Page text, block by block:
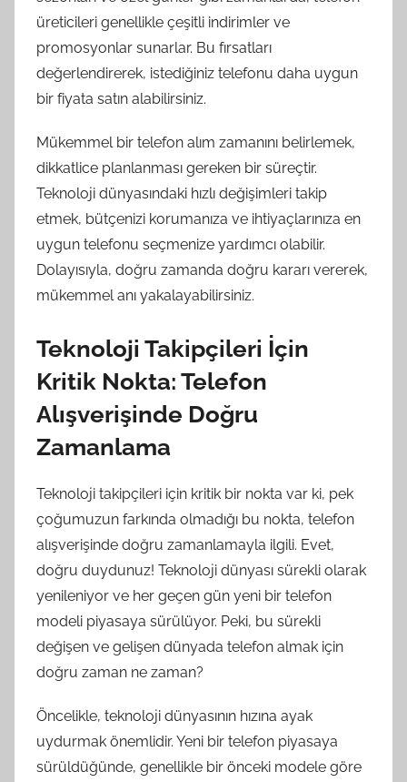
üreticileri genellikle çeşitli indirimler ve
promosyonlar sunarlar. Bu fırsatları
değerlendirerek, istediğiniz telefonu daha uygun
bir fiyata satın alabilirsiniz.
Mükemmel bir telefon alım zamanını belirlemek,
dikkatlice planlanması gereken bir süreçtir.
Teknoloji dünyasındaki hızlı değişimleri takip
etmek, bütçenizi korumanıza ve ihtiyaçlarınıza en
uygun telefonu seçmenize yardımcı olabilir.
Dolayısıyla, doğru zamanda doğru kararı vererek,
mükemmel anı yakalayabilirsiniz.
Teknoloji Takipçileri İçin
Kritik Nokta: Telefon
Alışverişinde Doğru
Zamanlama
Teknoloji takipçileri için kritik bir nokta var ki, pek
çoğumuzun farkında olmadığı bu nokta, telefon
alışverişinde doğru zamanlamayla ilgili. Evet,
doğru duydunuz! Teknoloji dünyası sürekli olarak
yenileniyor ve her geçen gün yeni bir telefon
modeli piyasaya sürülüyor. Peki, bu sürekli
değişen ve gelişen dünyada telefon almak için
doğru zaman ne zaman?
Öncelikle, teknoloji dünyasının hızına ayak
uydurmak önemlidir. Yeni bir telefon piyasaya
sürüldüğünde, genellikle bir önceki modele göre